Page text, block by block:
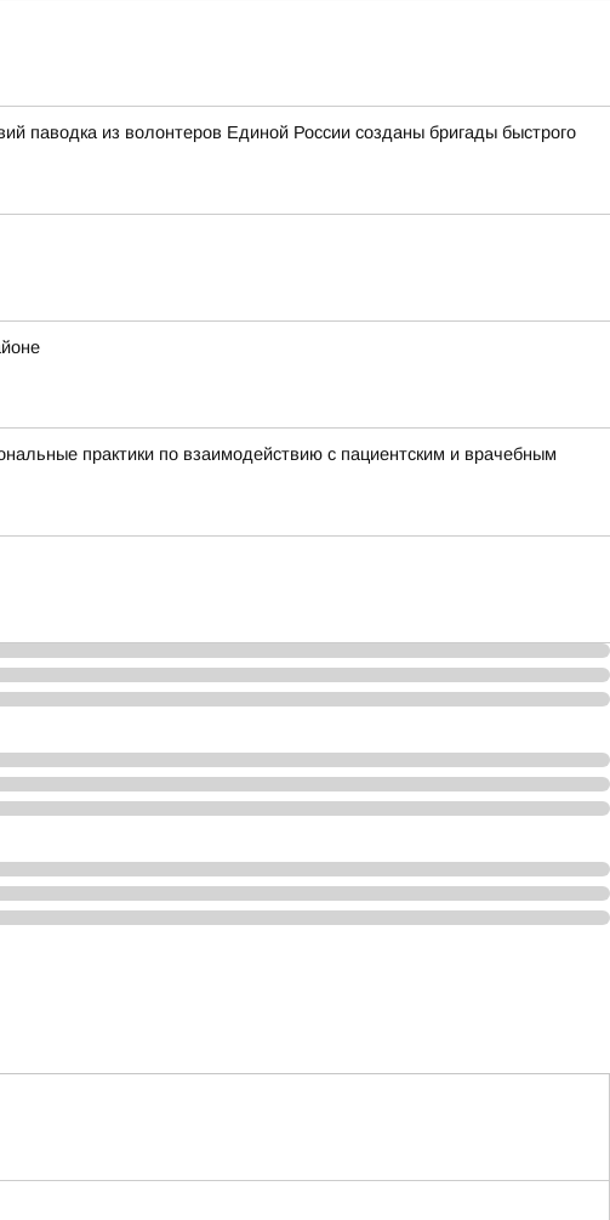
паводка из волонтеров Единой России созданы бригады быстрого
практики по взаимодействию с пациентским и врачебным